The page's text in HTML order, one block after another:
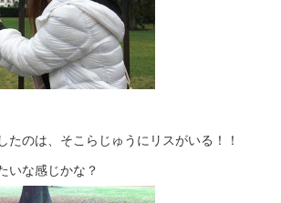
たのは、そこらじゅうにリスがいる！！
いな感じかな？